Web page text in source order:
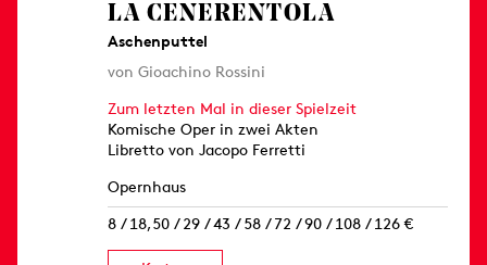
LA CENERENTOLA
Aschenputtel
von Gioachino Rossini
Zum letzten Mal in dieser Spielzeit
Komische Oper in zwei Akten
Libretto von Jacopo Ferretti
Opernhaus
8 / 18,50 / 29 / 43 / 58 / 72 / 90 / 108 / 126 €